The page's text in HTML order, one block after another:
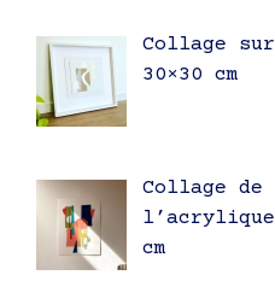
Collage
30×30 cm
Collage
l’acrylique
cm